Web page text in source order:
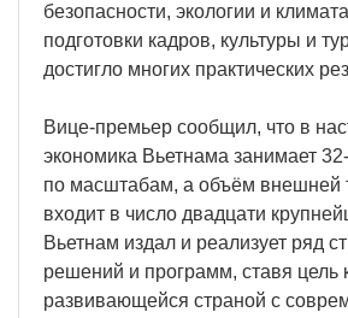
безопасности, экологии и
подготовки кадров, культуры и
достигло многих практических
Вице-премьер сообщил, что в
экономика Вьетнама занимает
по масштабам, а объём внешней
входит в число двадцати
Вьетнам издал и реализует ряд
решений и программ, ставя цель
развивающейся страной с